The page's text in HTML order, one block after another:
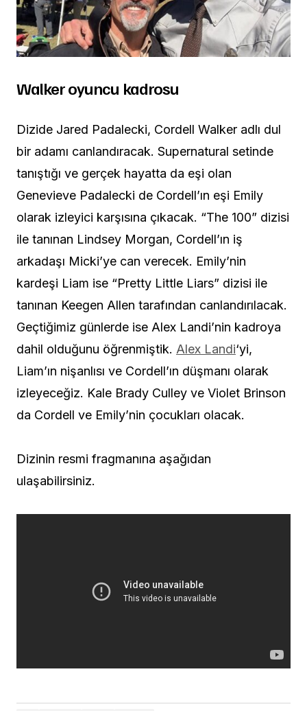
Walker oyuncu kadrosu
Dizide Jared Padalecki, Cordell Walker adlı dul
bir adamı canlandıracak. Supernatural setinde
tanıştığı ve gerçek hayatta da eşi olan
Genevieve Padalecki de Cordell’ın eşi Emily
olarak izleyici karşısına çıkacak. “The 100” dizisi
ile tanınan Lindsey Morgan, Cordell’ın iş
arkadaşı Micki’ye can verecek. Emily’nin
kardeşi Liam ise “Pretty Little Liars” dizisi ile
tanınan Keegen Allen tarafından canlandırılacak.
Geçtiğimiz günlerde ise Alex Landi’nin kadroya
dahil olduğunu öğrenmiştik. Alex Landi‘yi,
Liam’ın nişanlısı ve Cordell’ın düşmanı olarak
izleyeceğiz. Kale Brady Culley ve Violet Brinson
da Cordell ve Emily’nin çocukları olacak.
Dizinin resmi fragmanına aşağıdan
ulaşabilirsiniz.